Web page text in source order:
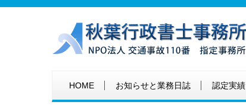
HOME お知らせと業務日誌 認定実績